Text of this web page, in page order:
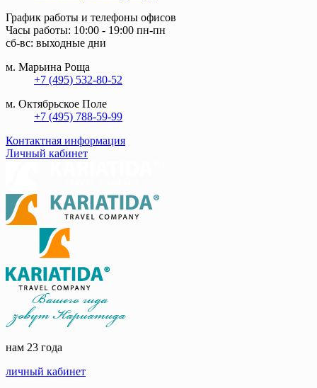
График работы и телефоны офисов
Часы работы: 10:00 - 19:00 пн-пн
сб-вс: выходные дни
м. Марьина Роща
+7 (495) 532-80-52
м. Октябрьское Поле
+7 (495) 788-59-99
Контактная информация
Личный кабинет
нам 23 года
личный кабинет